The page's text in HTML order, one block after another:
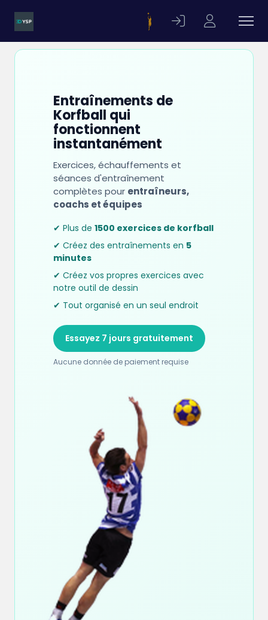
Entraînements de
Korfball qui
fonctionnent
instantanément
Exercices, échauffements et
séances d'entraînement
complètes pour entraîneurs,
coachs et équipes
✔ Plus de 1500 exercices de korfball
✔ Créez des entraînements en 5
minutes
✔ Créez vos propres exercices avec
notre outil de dessin
✔ Tout organisé en un seul endroit
Essayez 7 jours gratuitement
Aucune donnée de paiement requise